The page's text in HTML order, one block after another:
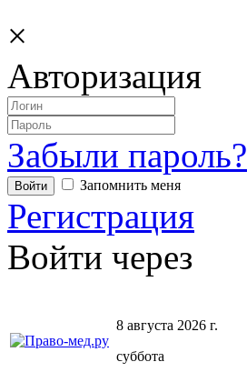
×
Авторизация
Забыли пароль?
Запомнить меня
Регистрация
Войти через
8 августа 2026 г.
суббота